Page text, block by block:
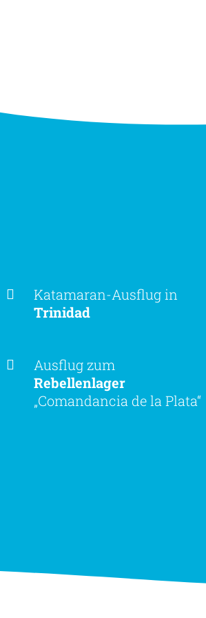
Katamaran-Ausflug in
Trinidad
Ausflug zum
Rebellenlager
„Comandancia de la Plata“